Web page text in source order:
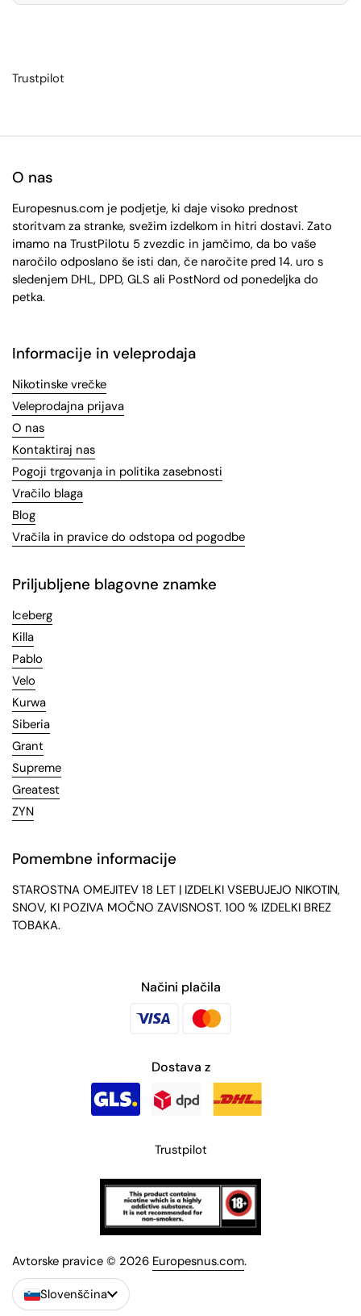
Trustpilot
O nas
Europesnus.com je podjetje, ki daje visoko prednost
storitvam za stranke, svežim izdelkom in hitri dostavi. Zato
imamo na TrustPilotu 5 zvezdic in jamčimo, da bo vaše
naročilo odposlano še isti dan, če naročite pred 14. uro s
sledenjem DHL, DPD, GLS ali PostNord od ponedeljka do
petka.
Informacije in veleprodaja
Nikotinske vrečke
Veleprodajna prijava
O nas
Kontaktiraj nas
Pogoji trgovanja in politika zasebnosti
Vračilo blaga
Blog
Vračila in pravice do odstopa od pogodbe
Priljubljene blagovne znamke
Iceberg
Killa
Pablo
Velo
Kurwa
Siberia
Grant
Supreme
Greatest
ZYN
Pomembne informacije
STAROSTNA OMEJITEV 18 LET | IZDELKI VSEBUJEJO NIKOTIN,
SNOV, KI POZIVA MOČNO ZAVISNOST. 100 % IZDELKI BREZ
TOBAKA.
Načini plačila
Dostava z
Trustpilot
Avtorske pravice © 2026 Europesnus.com.
Slovenščina